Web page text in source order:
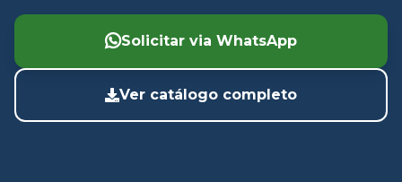
Solicitar via WhatsApp
Ver catálogo completo